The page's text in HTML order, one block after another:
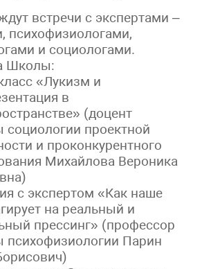
встречи с экспертами –
психофизиологами,
и социологами.
Школы:
«Лукизм и
в
(доцент
социологии проектной
и проконкурентного
Михайлова Вероника
с экспертом «Как наше
на реальный и
прессинг» (профессор
психофизиологии Парин